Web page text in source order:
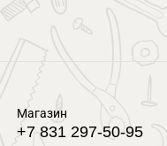
Магазин
+7 831 297-50-95